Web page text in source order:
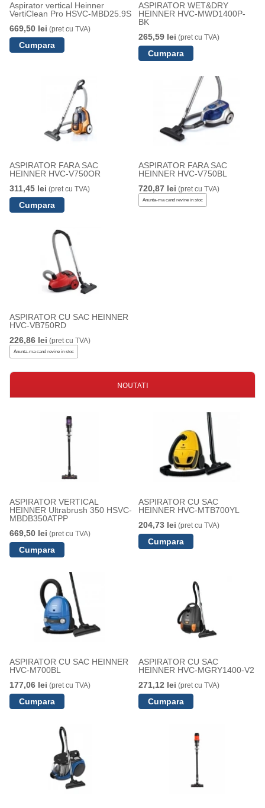
Aspirator vertical Heinner
VertiClean Pro HSVC-MBD25.9S
669,50 lei (pret cu TVA)
ASPIRATOR WET&DRY
HEINNER HVC-MWD1400P-
BK
265,59 lei (pret cu TVA)
ASPIRATOR FARA SAC
HEINNER HVC-V750OR
311,45 lei (pret cu TVA)
ASPIRATOR FARA SAC
HEINNER HVC-V750BL
720,87 lei (pret cu TVA)
Anunta-ma cand revine in stoc
ASPIRATOR CU SAC HEINNER
HVC-VB750RD
226,86 lei (pret cu TVA)
Anunta-ma cand revine in stoc
NOUTATI
ASPIRATOR VERTICAL
HEINNER Ultrabrush 350 HSVC-
MBDB350ATPP
669,50 lei (pret cu TVA)
ASPIRATOR CU SAC
HEINNER HVC-MTB700YL
204,73 lei (pret cu TVA)
ASPIRATOR CU SAC HEINNER
HVC-M700BL
177,06 lei (pret cu TVA)
ASPIRATOR CU SAC
HEINNER HVC-MGRY1400-V2
271,12 lei (pret cu TVA)